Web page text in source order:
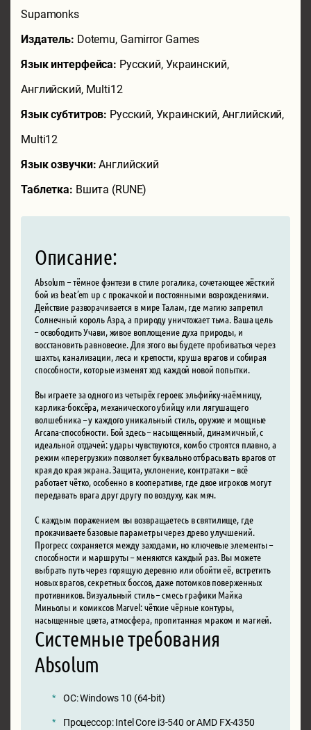
Supamonks
Издатель: Dotemu, Gamirror Games
Язык интерфейса: Русский, Украинский,
Английский, Multi12
Язык субтитров: Русский, Украинский, Английский,
Multi12
Язык озвучки:Английский
Таблетка: Вшита (RUNE)
Описание:
Absolum – тёмное фэнтези в стиле рогалика, сочетающее жёсткий
бой из beat’em up с прокачкой и постоянными возрождениями.
Действие разворачивается в мире Талам, где магию запретил
Солнечный король Азра, а природу уничтожает тьма. Ваша цель
– освободить Учави, живое воплощение духа природы, и
восстановить равновесие. Для этого вы будете пробиваться через
шахты, канализации, леса и крепости, круша врагов и собирая
способности, которые изменят ход каждой новой попытки.
Вы играете за одного из четырёх героев: эльфийку-наёмницу,
карлика-боксёра, механического убийцу или лягушащего
волшебника – у каждого уникальный стиль, оружие и мощные
Arcana-способности. Бой здесь – насыщенный, динамичный, с
идеальной отдачей: удары чувствуются, комбо строятся плавно, а
режим «перегрузки» позволяет буквально отбрасывать врагов от
края до края экрана. Защита, уклонение, контратаки – всё
работает чётко, особенно в кооперативе, где двое игроков могут
передавать врага друг другу по воздуху, как мяч.
С каждым поражением вы возвращаетесь в святилище, где
прокачиваете базовые параметры через древо улучшений.
Прогресс сохраняется между заходами, но ключевые элементы –
способности и маршруты – меняются каждый раз. Вы можете
выбрать путь через горящую деревню или обойти её, встретить
новых врагов, секретных боссов, даже потомков поверженных
противников. Визуальный стиль – смесь графики Майка
Миньолы и комиксов Marvel: чёткие чёрные контуры,
насыщенные цвета, атмосфера, пропитанная мраком и магией.
Системные требования
Absolum
ОС: Windows 10 (64-bit)
Процессор: Intel Core i3-540 or AMD FX-4350